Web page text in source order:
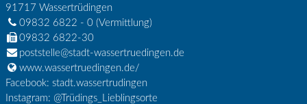
91717 Wassertrüdingen
09832 6822 - 0(Vermittlung)
09832 6822-30
poststelle@stadt-wassertruedingen.de
www.wassertruedingen.de/
Facebook: stadt.wassertrudingen
Instagram: @Trüdings_Lieblingsorte